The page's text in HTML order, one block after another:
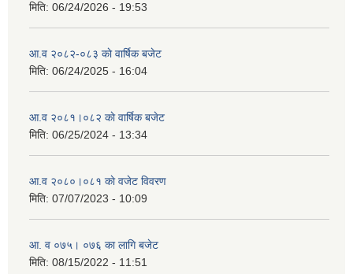
मिति: 06/24/2026 - 19:53
आ.व २०८२-०८३ काे वार्षिक बजेट
मिति: 06/24/2025 - 16:04
आ.व २०८१।०८२ काे वार्षिक बजेट
मिति: 06/25/2024 - 13:34
आ.व २०८०।०८१ काे वजेट विवरण
मिति: 07/07/2023 - 10:09
आ. व ०७५। ०७६ का लागि बजेट
मिति: 08/15/2022 - 11:51